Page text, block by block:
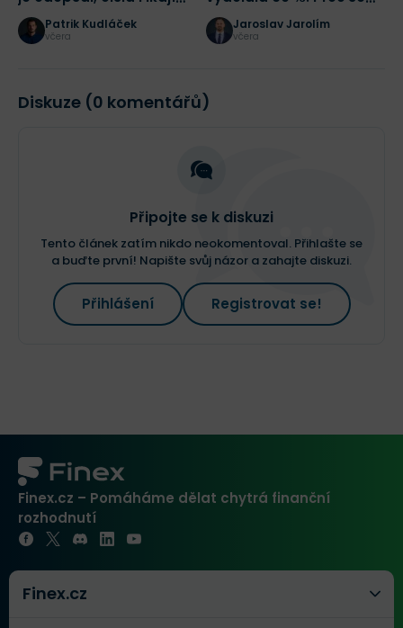
opakPatrik Kudláček
včera
(ne)vyplatí i nyní?
Jaroslav Jarolím
včera
Diskuze (0 komentářů)
Připojte se k diskuzi
Tento článek zatím nikdo neokomentoval. Přihlašte se
a buďte první! Napište svůj názor a zahajte diskuzi.
Přihlášení Registrovat se!
Finex.cz – Pomáháme dělat chytrá finanční
rozhodnutí
Finex.cz